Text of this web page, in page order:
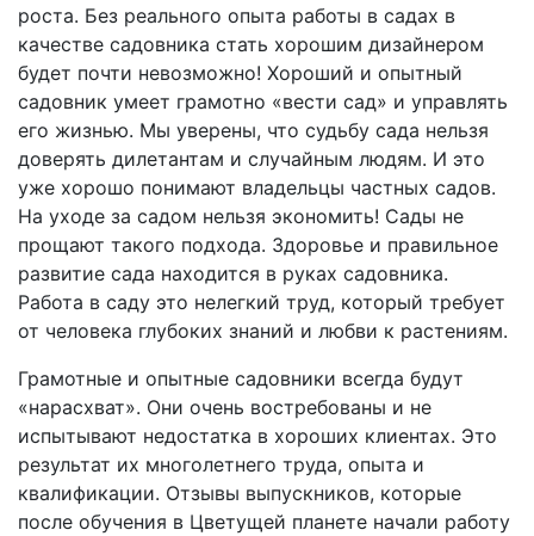
роста. Без реального опыта работы в садах в
качестве садовника стать хорошим дизайнером
будет почти невозможно! Хороший и опытный
садовник умеет грамотно «вести сад» и управлять
его жизнью. Мы уверены, что судьбу сада нельзя
доверять дилетантам и случайным людям. И это
уже хорошо понимают владельцы частных садов.
На уходе за садом нельзя экономить! Сады не
прощают такого подхода. Здоровье и правильное
развитие сада находится в руках садовника.
Работа в саду это нелегкий труд, который требует
от человека глубоких знаний и любви к растениям.
Грамотные и опытные садовники всегда будут
«нарасхват». Они очень востребованы и не
испытывают недостатка в хороших клиентах. Это
результат их многолетнего труда, опыта и
квалификации. Отзывы выпускников, которые
после обучения в Цветущей планете начали работу